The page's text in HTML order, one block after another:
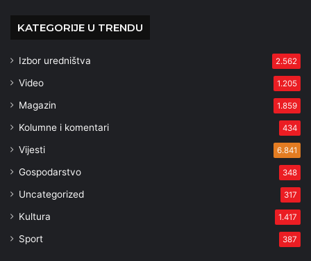
KATEGORIJE U TRENDU
Izbor uredništva 2.562
Video 1.205
Magazin 1.859
Kolumne i komentari 434
Vijesti 6.841
Gospodarstvo 348
Uncategorized 317
Kultura 1.417
Sport 387